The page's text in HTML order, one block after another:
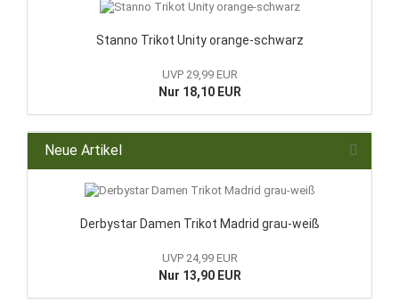
Stanno Trikot Unity orange-schwarz
UVP 29,99 EUR
Nur 18,10 EUR
Neue Artikel
Derbystar Damen Trikot Madrid grau-weiß
UVP 24,99 EUR
Nur 13,90 EUR